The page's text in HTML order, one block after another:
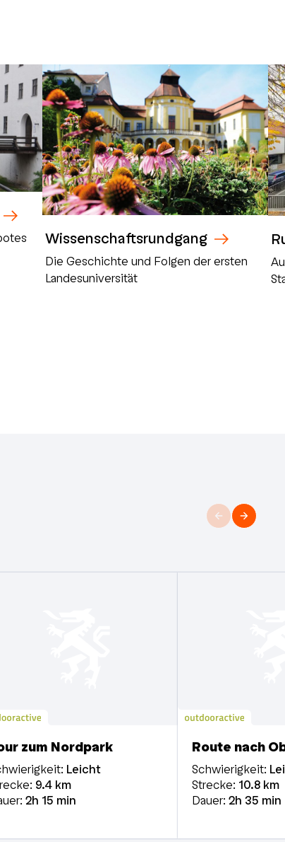
Wissenschaftsrundgang
Die Geschichte und Folgen der ersten
Landesuniversität
zum Nordpark
Leicht
9.4 km
2h 15 min
Route nach
Schwierigkeit:
Strecke: 10.8 km
Dauer: 2h35 min